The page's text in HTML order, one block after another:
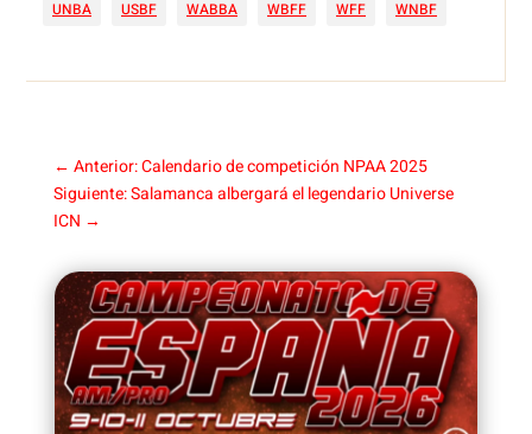
UNBA USBF WABBA WBFF WFF WNBF
← Anterior: Calendario de competición NPAA 2025
Siguiente: Salamanca albergará el legendario Universe
ICN →